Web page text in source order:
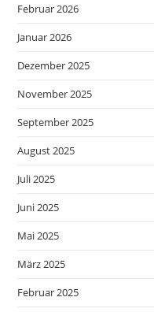
Februar 2026
Januar 2026
Dezember 2025
November 2025
September 2025
August 2025
Juli 2025
Juni 2025
Mai 2025
März 2025
Februar 2025